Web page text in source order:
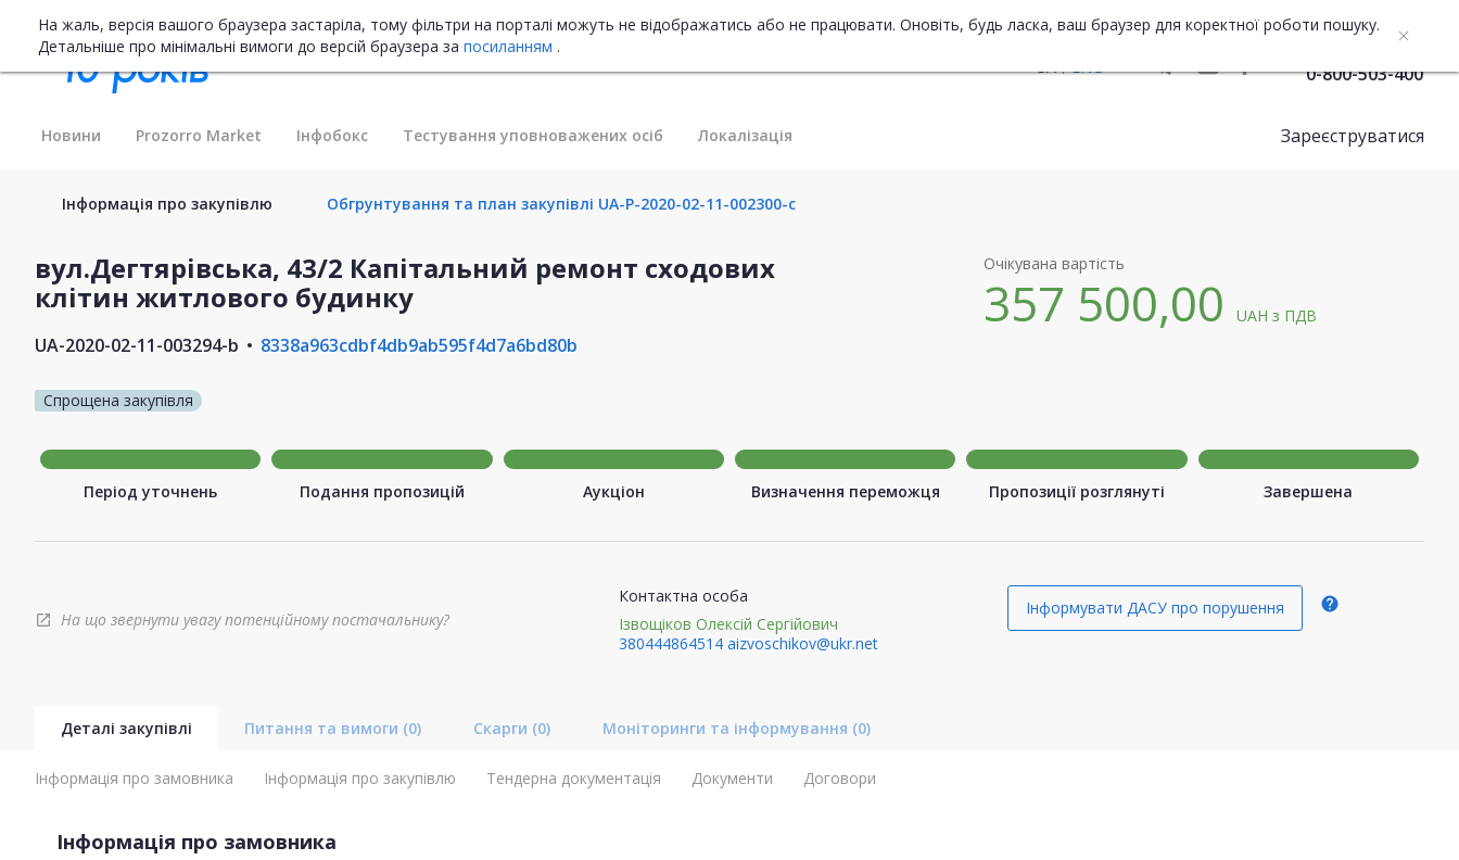
На жаль, версія вашого браузера застаріла, тому фільтри на порталі можуть не відображатись або не працювати. Оновіть, будь ласка, ваш браузер для коректної роботи пошуку.
Детальніше про мінімальні вимоги до версій браузера за посиланням .
UA
ENG 0-800-503-400
Новини Prozorro Market Інфобокс Тестування уповноважених осіб Локалізація Зареєструватися
Інформація про закупівлю Обгрунтування та план закупівлі UA-P-2020-02-11-002300-c
вул.Дегтярівська, 43/2 Капітальний ремонт сходових
клітин житлового будинку
UA-2020-02-11-003294-b 8338a963cdbf4db9ab595f4d7a6bd80b
Спрощена закупівля
Очікувана вартість
357 500,00UAHз ПДВ
Період уточнень Подання пропозицій Аукціон Визначення переможця Пропозиції розглянуті Завершена
open_in_new На що звернути увагу потенційному постачальнику?
Контактна особа
Ізвощіков Олексій Сергійович
380444864514 aizvoschikov@ukr.net
Інформувати ДАСУ про порушення help
Деталі закупівлі Питання та вимоги (0) Скарги (0) Моніторинги та інформування (0)
Інформація про замовника Інформація про закупівлю Тендерна документація Документи Договори
Інформація про замовника